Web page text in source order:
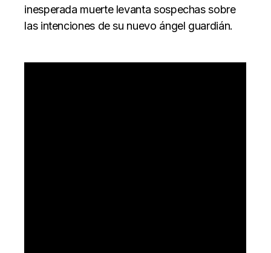
inesperada muerte levanta sospechas sobre
las intenciones de su nuevo ángel guardián.